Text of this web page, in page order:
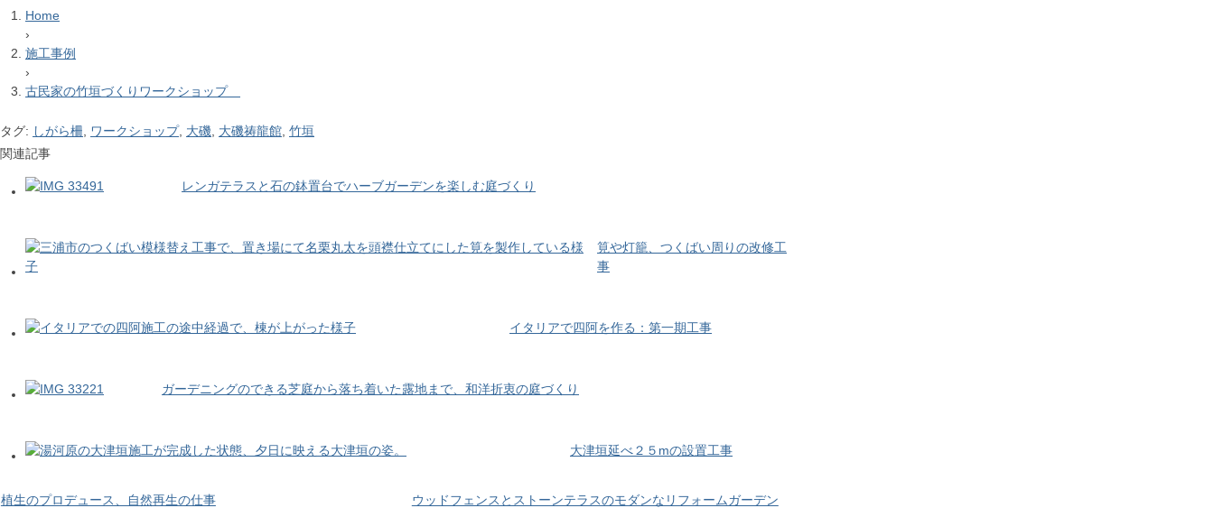
Home
›
施工事例
›
古民家の竹垣づくりワークショップ
タグ: しがら柵 ワークショップ, 大磯 大磯祷龍館 竹垣
関連記事
レンガテラスと石の鉢置台でハーブガーデンを楽しむ庭づくり
筧や灯籠、つくばい周りの改修工
事
イタリアで四阿を作る：第一期工事
ガーデニングのできる芝庭から落ち着いた露地まで、和洋折衷の庭づくり
大津垣延べ２５mの設置工事
植生のプロデュース、自然再生の仕事 ウッドフェンスとストーンテラスのモダンなリフォームガーデン